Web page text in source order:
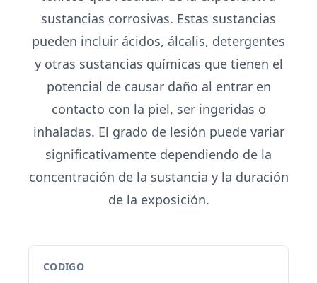
sustancias corrosivas. Estas sustancias
pueden incluir ácidos, álcalis, detergentes
y otras sustancias químicas que tienen el
potencial de causar daño al entrar en
contacto con la piel, ser ingeridas o
inhaladas. El grado de lesión puede variar
significativamente dependiendo de la
concentración de la sustancia y la duración
de la exposición.
CODIGO